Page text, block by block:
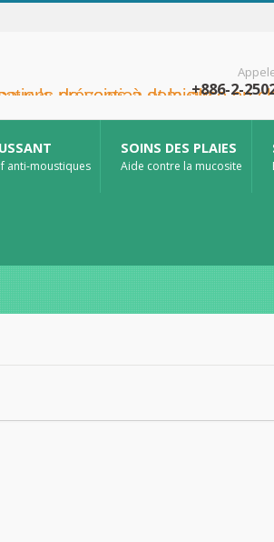
une gamme plus étendue de dispositifs médicaux pour la prévention et la prise en charge du diabète, la prévention des maladies transmises par les moustiques et d'autres applications de soins à domicile.+886-2-
anti-moustiques
SOINS DES PLAIES
Aide contre la mucosite